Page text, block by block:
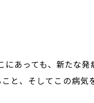
あっても、新たな
と、そしてこの病気